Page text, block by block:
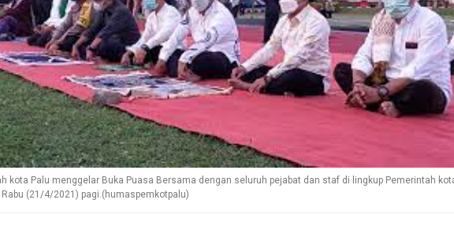
kota Palu menggelar Buka Puasa Bersama dengan seluruh pejabat dan staf di lingkup Pemerintah
Rabu (21/4/2021) pagi.(humaspemkotpalu)